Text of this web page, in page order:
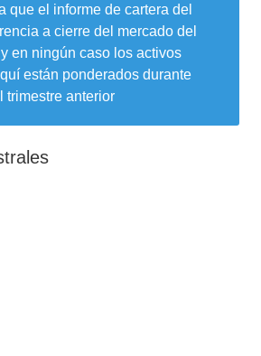
que el informe de cartera del
a cierre del mercado del
y en ningún caso los activos
están ponderados durante
trimestre anterior